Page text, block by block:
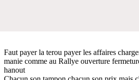
Faut payer la terou payer les affaires
manie comme au Rallye ouverture
hanout